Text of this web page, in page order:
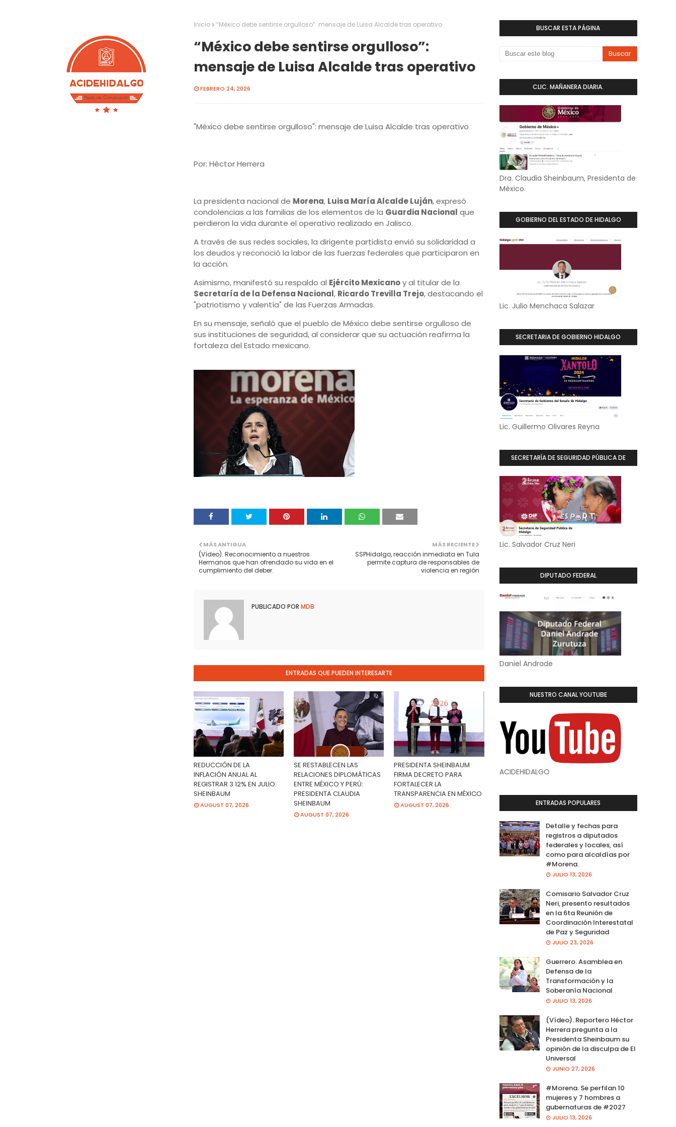
Inicio “México debe sentirse orgulloso”: mensaje de Luisa Alcalde tras operativo
“México debe sentirse orgulloso”:
mensaje de Luisa Alcalde tras operativo
FEBRERO 24, 2026
"México debe sentirse orgulloso": mensaje de Luisa Alcalde tras operativo
Por: Héctor Herrera
La presidenta nacional de Morena, Luisa María Alcalde Luján, expresó
condolencias a las familias de los elementos de la Guardia Nacional que
perdieron la vida durante el operativo realizado en Jalisco.
A través de sus redes sociales, la dirigente partidista envió su solidaridad a
los deudos y reconoció la labor de las fuerzas federales que participaron en
la acción.
Asimismo, manifestó su respaldo al Ejército Mexicanoy al titular de la
Secretaría de la Defensa Nacional, Ricardo Trevilla Trejo, destacando el
"patriotismo y valentía" de las Fuerzas Armadas.
En su mensaje, señaló que el pueblo de México debe sentirse orgulloso de
sus instituciones de seguridad, al considerar que su actuación reafirma la
fortaleza del Estado mexicano.
MÁS RECIENTE
SSPHidalgo, reacción inmediata en Tula
permite captura de responsables de
violencia en región
MÁS ANTIGUA
(Vídeo). Reconocimiento a nuestros
Hermanos que han ofrendado su vida en el
cumplimiento del deber.
PUBLICADO POR MDB
ENTRADAS QUE PUEDEN INTERESARTE
REDUCCIÓN DE LA
INFLACIÓN ANUAL AL
REGISTRAR 3.12% EN JULIO:
SHEINBAUM
AUGUST 07, 2026
SE RESTABLECEN LAS
RELACIONES DIPLOMÁTICAS
ENTRE MÉXICO Y PERÚ:
PRESIDENTA CLAUDIA
SHEINBAUM
AUGUST 07, 2026
PRESIDENTA SHEINBAUM
FIRMA DECRETO PARA
FORTALECER LA
TRANSPARENCIA EN MÉXICO
AUGUST 07, 2026
BUSCAR ESTA PÁGINA
CLIC. MAÑANERA DIARIA.
Dra. Claudia Sheinbaum, Presidenta de
México.
GOBIERNO DEL ESTADO DE HIDALGO
Lic. Julio Menchaca Salazar
SECRETARIA DE GOBIERNO HIDALGO
Lic. Guillermo Olivares Reyna
SECRETARÍA DE SEGURIDAD PÚBLICA DE
Lic. Salvador Cruz Neri
DIPUTADO FEDERAL
Daniel Andrade
NUESTRO CANAL YOUTUBE
ACIDEHIDALGO
ENTRADAS POPULARES
Detalle y fechas para
registros a diputados
federales y locales, así
como para alcaldías por
#Morena.
JULIO 13, 2026
Comisario Salvador Cruz
Neri, presento resultados
en la 6ta Reunión de
Coordinación Interestatal
de Paz y Seguridad
JULIO 23, 2026
Guerrero. Asamblea en
Defensa de la
Transformación y la
Soberanía Nacional
JULIO 13, 2026
(Vídeo). Reportero Héctor
Herrera pregunta a la
Presidenta Sheinbaum su
opinión de la disculpa de El
Universal
JUNIO 27, 2026
#Morena. Se perfilan 10
mujeres y 7 hombres a
gubernaturas de #2027
JULIO 13, 2026